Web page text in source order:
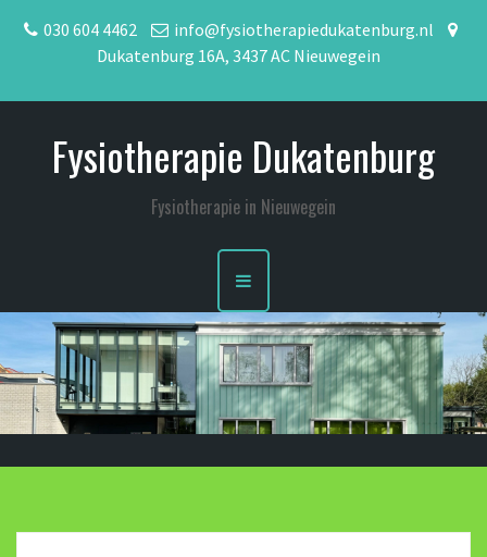
030 604 4462
info@fysiotherapiedukatenburg.nl
Dukatenburg 16A, 3437 AC Nieuwegein
Fysiotherapie Dukatenburg
Fysiotherapie in Nieuwegein